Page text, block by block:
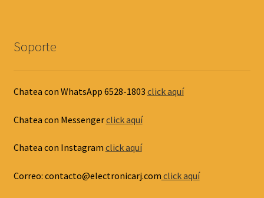
Soporte
Chatea con WhatsApp 6528-1803 click aquí
Chatea con Messengerclick aquí
Chatea con Instagram click aquí
Correo: contacto@electronicarj.com click aquí